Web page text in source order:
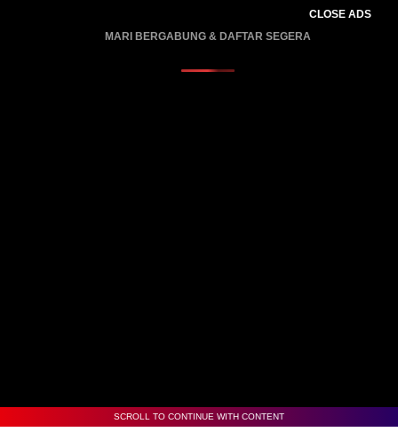
CLOSE ADS
MARI BERGABUNG & DAFTAR SEGERA
SCROLL TO CONTINUE WITH CONTENT